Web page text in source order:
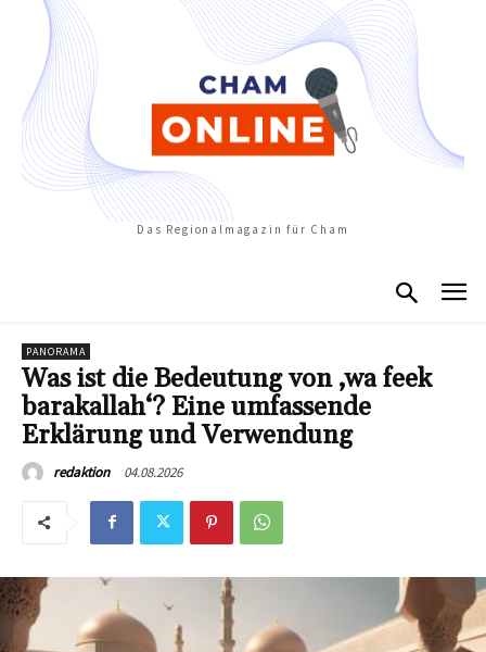
Das Regionalmagazin für Cham
PANORAMA
Was ist die Bedeutung von ‚wa feek
barakallah‘? Eine umfassende
Erklärung und Verwendung
redaktion 04.08.2026